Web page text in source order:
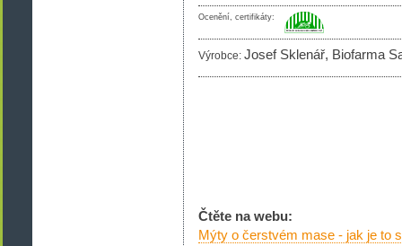
Ocenění, certifikáty:
Výrobce: Josef Sklenář, Biofarma
Čtěte na webu:
Mýty o čerstvém mase - jak je to